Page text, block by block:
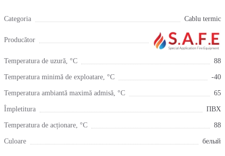
Categoria Cablu termic
Producător
Temperatura de uzură, °С 88
Temperatura minimă de exploatare, °С -40
Temperatura ambiantă maximă admisă, °С 65
Împletitura ПВХ
Temperatura de acționare, °С 88
Culoare белый